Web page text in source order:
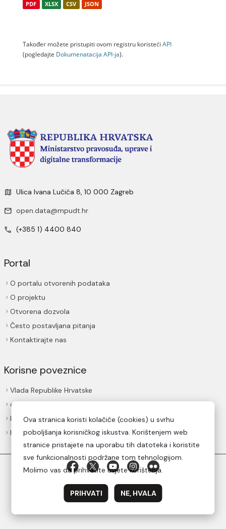
PDF XLSX CSV JSON
Također možete pristupiti ovom registru koristeći API
(pogledajte Dokumenаtаcijа API-jа).